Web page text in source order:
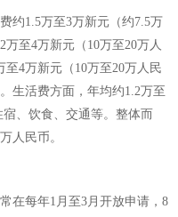
约1.5万至3万新元（约7.5万
至4万新元（10万至20万人
4万新元（10万至20万人民
生活费方面，年均约1.2万至
、饮食、交通等。整体而
人民币。
在每年1月至3月开放申请，8